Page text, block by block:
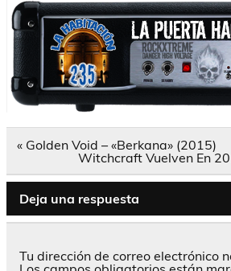
Navegación
« Golden Void – «Berkana» (2015)
Witchcraft Vuelven En
Deja una respuesta
Tu dirección de correo electrónico